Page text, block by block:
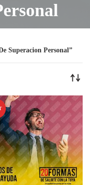
Superacion Personal”